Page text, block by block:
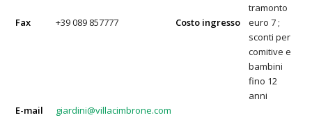
tramonto
Fax
+39 089 857777 Costo ingresso
euro 7 ;
sconti per
comitive e
bambini
fino 12
anni
E-mail
giardini@villacimbrone.com